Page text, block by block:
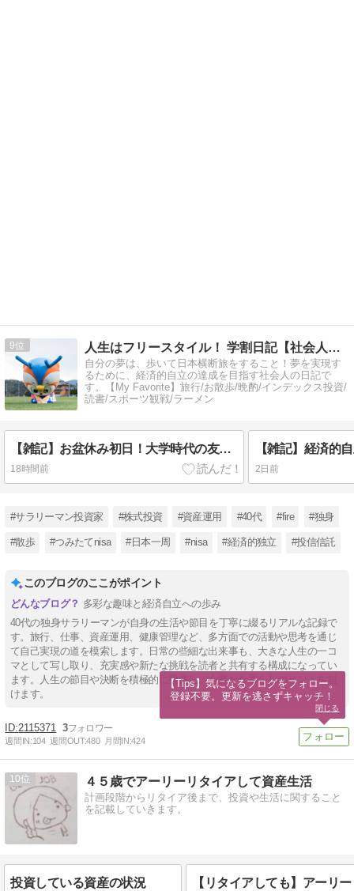
9 人生はフリースタイル！ 学割日記【社会人編】
自分の夢は、歩いて日本横断旅をすること！夢を実現す
るために、経済的自立の達成を目指す社会人の日記で
す。【My Favorite】旅行/お散歩/晩酌/インデックス投資/
読書/スポーツ観戦/ラーメン
【雑記】お盆休み初日！大学時代の友人たちと久しぶりに集まって想ったこと。
18時間前 2日前
#サラリーマン投資家 #株式投資 #資産運用 #40代 #fire #独身
#散歩 #つみたてnisa #日本一周 #nisa #経済的独立 #投信信託
このブログのここがポイント
多彩な趣味と経済自立への歩み
40代の独身サラリーマンが自身の生活や節目を丁寧に綴るリアルな記録で
す。旅行、仕事、資産運用、健康管理など、多方面での活動や思考を通じ
て自己実現の道を模索します。日常の些細な出来事も、大きな人生の一コ
マとして写し取り、充実感や新たな挑戦を読者と共有する構成になってい
ます。人生の節目や決断を積極的に発信し、心豊かな暮らしのヒントを届
けます。
2115371 3
週間IN:104 週間OUT:480 月間IN:424
10 ４５歳でアーリーリタイアして資産生活
計画段階からリタイア後まで、投資や生活に関すること
を記載していきます。
投資している資産の状況
【Tips】気になるブログをフォロー。
登録不要。更新を逃さずキャッチ！
閉じる